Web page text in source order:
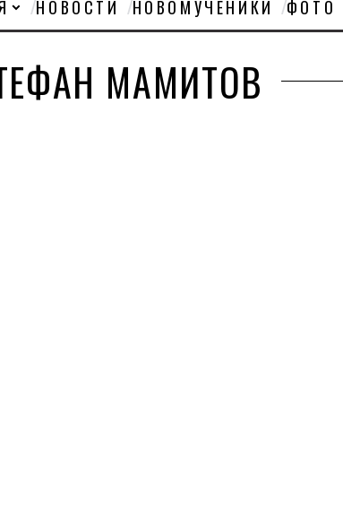
НОВОСТИ НОВОМУЧЕНИКИ ФОТО
МАМИТОВ